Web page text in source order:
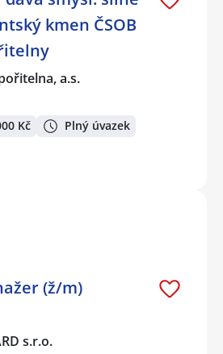
kmen ČSOB
a.s.
Kč Plný úvazek
(ž/m)
s.r.o.